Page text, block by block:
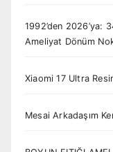
1992’den 2026’ya:
Ameliyat Dönüm
Xiaomi 17 Ultra
Mesai Arkadaşım